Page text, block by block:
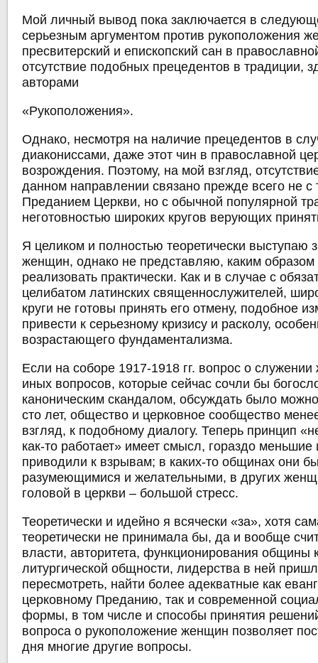
Мой личный вывод пока заключается в
серьезным аргументом против рукоположения
пресвитерский и епископский сан в
отсутствие подобных прецедентов в традиции,
авторами
«Рукоположения».
Однако, несмотря на наличие прецедентов в
диакониссами, даже этот чин в православной
возрождения. Поэтому, на мой взгляд,
данном направлении связано прежде всего не с
Преданием Церкви, но с обычной популярной
неготовностью широких кругов верующих
Я целиком и полностью теоретически выступаю
женщин, однако не представляю, каким
реализовать практически. Как и в случае с
целибатом латинских священнослужителей,
круги не готовы принять его отмену, подобное
привести к серьезному кризису и расколу,
возрастающего фундаментализма.
Если на соборе 1917-1918 гг. вопрос о
иных вопросов, которые сейчас сочли бы
каноническим скандалом, обсуждать было
сто лет, общество и церковное сообщество
взгляд, к подобному диалогу. Теперь принцип
как-то работает» имеет смысл, гораздо меньшие
приводили к взрывам; в каких-то общинах они
разумеющимися и желательными, в других
головой в церкви ‒ большой стресс.
Теоретически и идейно я всячески «за», хотя
теоретически не принимала бы, да и вообще
власти, авторитета, функционирования общины
литургической общности, лидерства в ней
пересмотреть, найти более адекватные как
церковному Преданию, так и современной
формы, в том числе и способы принятия
вопроса о рукоположение женщин позволяет
дня многие другие вопросы.